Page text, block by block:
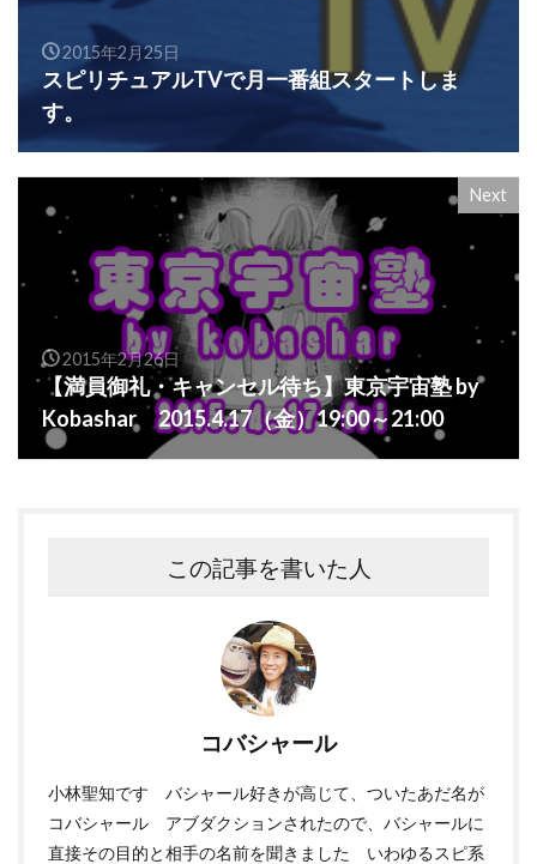
2015年2月25日
スピリチュアルTVで月一番組スタートしま
す。
Next
2015年2月26日
【満員御礼・キャンセル待ち】東京宇宙塾 by
Kobashar 2015.4.17（金）19:00～21:00
この記事を書いた人
コバシャール
小林聖知です バシャール好きが高じて、ついたあだ名が
コバシャール アブダクションされたので、バシャールに
直接その目的と相手の名前を聞きました いわゆるスピ系